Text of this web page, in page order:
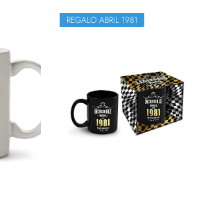
REGALO ABRIL 1981